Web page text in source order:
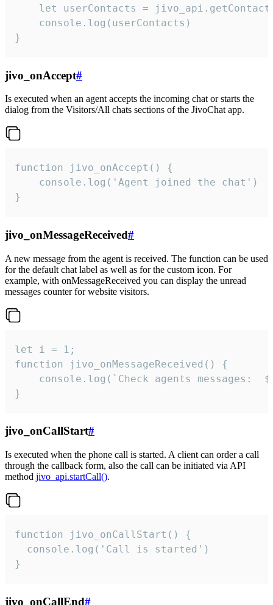
let userContacts =
    console.log(userContacts)
}
jivo_onAccept#
Is executed when an agent accepts the incoming chat or starts the
dialog from the Visitors/All chats sections of the JivoChat app.
function jivo_onAccept() {
}
jivo_onMessageReceived#
A new message from the agent is received. The function can be used
for the default chat label as well as for the custom icon. For
example, with onMessageReceived you can display the unread
messages counter for website visitors.
let i = 1;
function jivo_onMessageReceived() {
}
jivo_onCallStart#
Is executed when the phone call is started. A client can order a call
through the callback form, also the call can be initiated via API
method jivo_api.startCall().
function jivo_onCallStart() {
  console.log('Call is started')
}
jivo_onCallEnd#